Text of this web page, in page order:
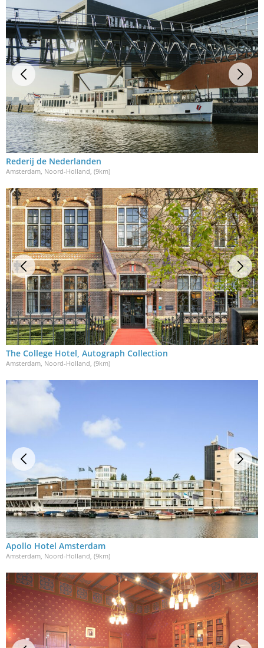
Rederij de Nederlanden
Amsterdam, Noord-Holland , (9km)
The College Hotel, Autograph Collection
Amsterdam, Noord-Holland, (9km)
Apollo Hotel Amsterdam
Amsterdam, Noord-Holland , (9km)